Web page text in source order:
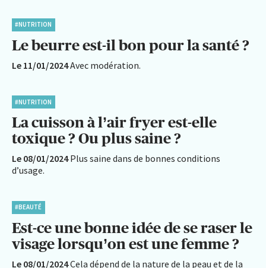
#NUTRITION
Le beurre est-il bon pour la santé ?
Le 11/01/2024Avec modération.
#NUTRITION
La cuisson à l’air fryer est-elle
toxique ? Ou plus saine ?
Le 08/01/2024 Plus saine dans de bonnes conditions
d’usage.
#BEAUTÉ
Est-ce une bonne idée de se raser le
visage lorsqu’on est une femme ?
Le 08/01/2024Cela dépend de la nature de la peau et de la